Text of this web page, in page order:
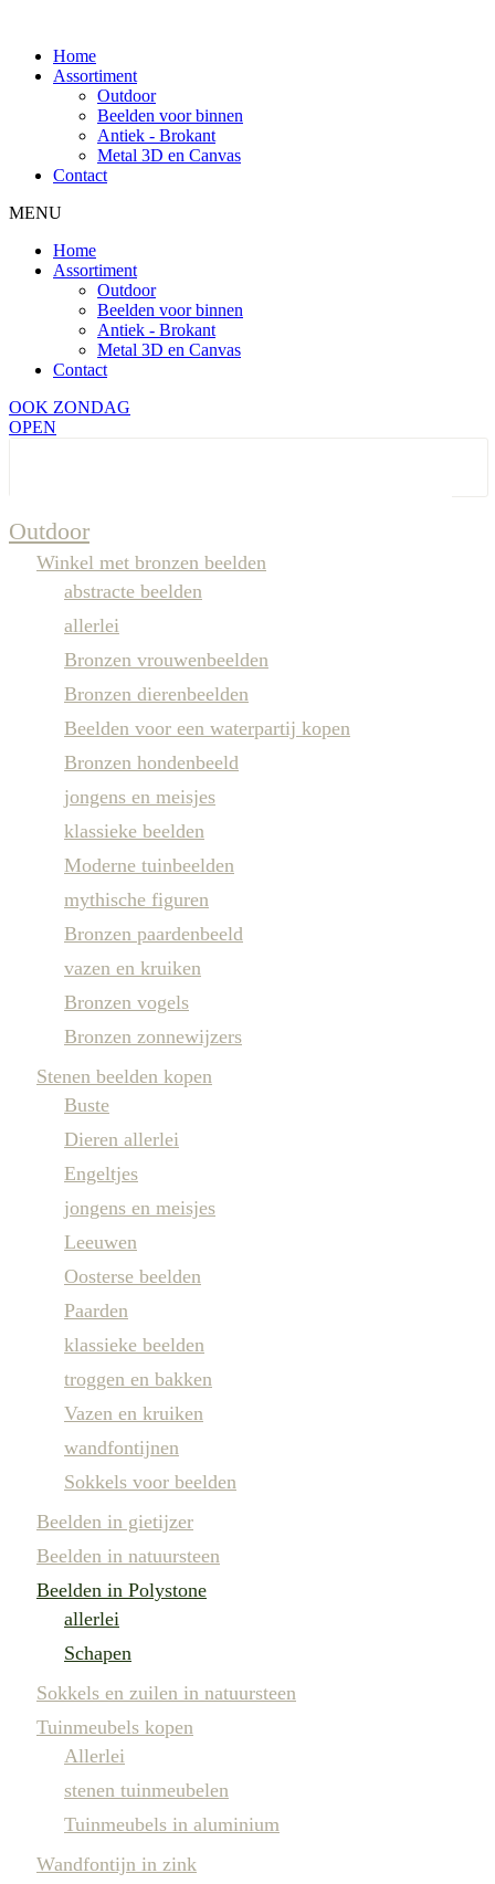
Home
Assortiment
Outdoor
Beelden voor binnen
Antiek - Brokant
Metal 3D en Canvas
Contact
MENU
Home
Assortiment
Outdoor
Beelden voor binnen
Antiek - Brokant
Metal 3D en Canvas
Contact
OOK ZONDAG
OPEN
Outdoor
Winkel met bronzen beelden
abstracte beelden
allerlei
Bronzen vrouwenbeelden
Bronzen dierenbeelden
Beelden voor een waterpartij kopen
Bronzen hondenbeeld
jongens en meisjes
klassieke beelden
Moderne tuinbeelden
mythische figuren
Bronzen paardenbeeld
vazen en kruiken
Bronzen vogels
Bronzen zonnewijzers
Stenen beelden kopen
Buste
Dieren allerlei
Engeltjes
jongens en meisjes
Leeuwen
Oosterse beelden
Paarden
klassieke beelden
troggen en bakken
Vazen en kruiken
wandfontijnen
Sokkels voor beelden
Beelden in gietijzer
Beelden in natuursteen
Beelden in Polystone
allerlei
Schapen
Sokkels en zuilen in natuursteen
Tuinmeubels kopen
Allerlei
stenen tuinmeubelen
Tuinmeubels in aluminium
Wandfontijn in zink